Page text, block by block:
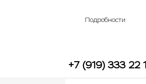
Подробности
+7 (919) 333 22